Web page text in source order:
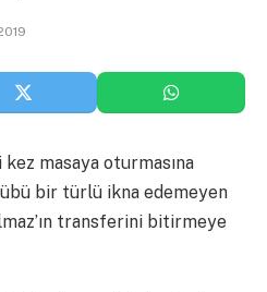
masaya oturmasına
bir türlü ikna edemeyen
transferini bitirmeye